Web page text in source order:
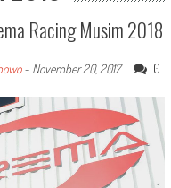
Racing Musim 2018
- November 20, 2017 0